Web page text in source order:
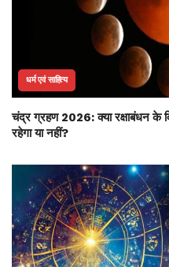
धर्म एवं साहित्य
चंद्र ग्रहण 2026: क्या रक्षाबंधन के
रहेगा या नहीं?